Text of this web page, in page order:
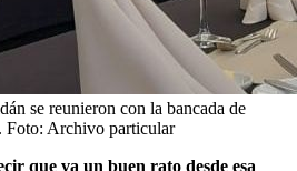
se reunieron con la bancada de
Foto: Archivo particular
que va un buen rato desde esa